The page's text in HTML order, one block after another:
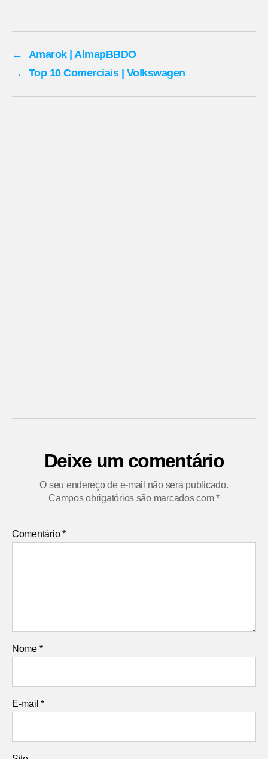
←
Amarok | AlmapBBDO
→
Top 10 Comerciais | Volkswagen
Deixe um comentário
O seu endereço de e-mail não será publicado.
Campos obrigatórios são marcados com*
Comentário*
Nome *
E-mail*